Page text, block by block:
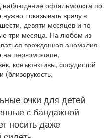
наблюдение офтальмолога по
нужно показывать врачу в
девяти месяцев и по
три месяца. На любом из
врожденная аномалия
на первом этапе,
конъюнктивы, сосудистой
очки для детей
с бандажной
носить даже